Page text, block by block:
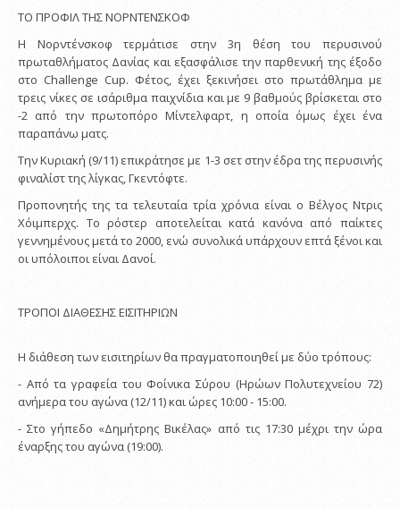
ΤΟ ΠΡΟΦΙΛ ΤΗΣ ΝΟΡΝΤΕΝΣΚΟΦ
H Νορντένσκοφ τερμάτισε στην 3η θέση του περυσινού
πρωταθλήματος Δανίας και εξασφάλισε την παρθενική της έξοδο
στο Challenge Cup. Φέτος, έχει ξεκινήσει στο πρωτάθλημα με
τρεις νίκες σε ισάριθμα παιχνίδια και με 9 βαθμούς βρίσκεται στο
-2 από την πρωτοπόρο Μίντελφαρτ, η οποία όμως έχει ένα
παραπάνω ματς.
Την Κυριακή (9/11) επικράτησε με 1-3 σετ στην έδρα της περυσινής
φιναλίστ της λίγκας, Γκεντόφτε.
Προπονητής της τα τελευταία τρία χρόνια είναι ο Βέλγος Ντρις
Χόιμπερχς. Το ρόστερ αποτελείται κατά κανόνα από παίκτες
γεννημένους μετά το 2000, ενώ συνολικά υπάρχουν επτά ξένοι και
οι υπόλοιποι είναι Δανοί.
ΤΡΟΠΟΙ ΔΙΑΘΕΣΗΣ ΕΙΣΙΤΗΡΙΩΝ
Η διάθεση των εισιτηρίων θα πραγματοποιηθεί με δύο τρόπους:
- Από τα γραφεία του Φοίνικα Σύρου (Ηρώων Πολυτεχνείου 72)
ανήμερα του αγώνα (12/11) και ώρες 10:00 - 15:00.
- Στο γήπεδο «Δημήτρης Βικέλας» από τις 17:30 μέχρι την ώρα
έναρξης του αγώνα (19:00).